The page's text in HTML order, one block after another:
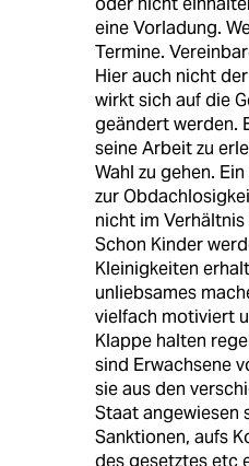
eine Vorladung.
Termine.
Hier auch nicht
wirkt sich auf die
geändert werden.
seine Arbeit zu
Wahl zu gehen.
zur
nicht im
Schon Kinder
Kleinigkeiten
unliebsames
vielfach motiviert
Klappe halten
sind Erwachsene
sie aus den
Staat angewiesen
Sanktionen, aufs
des gesetztes etc